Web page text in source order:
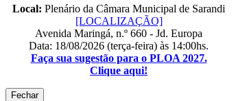
Local: Plenário da Câmara Municipal de Sarandi
[LOCALIZAÇÃO]
Avenida Maringá, n.º 660 - Jd. Europa
Data: 18/08/2026 (terça-feira) às 14:00hs.
Faça sua sugestão para o PLOA 2027.
Clique aqui!
Fechar